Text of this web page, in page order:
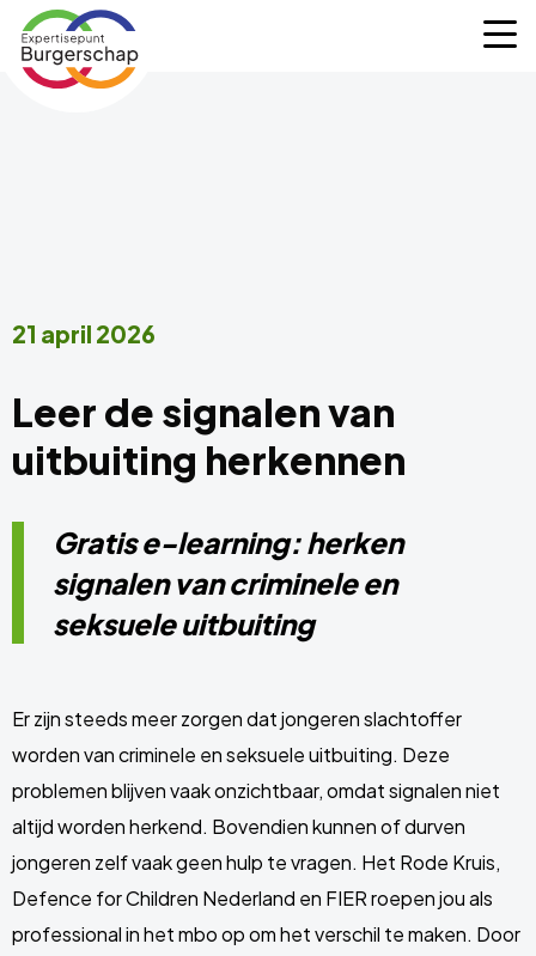
Expertisepunt
Burgerschap
Leer de signalen van
uitbuiting herkennen
21 april 2026
Gratis e-learning: herken
signalen van criminele en
seksuele uitbuiting
Er zijn steeds meer zorgen dat jongeren slachtoffer
worden van criminele en seksuele uitbuiting. Deze
problemen blijven vaak onzichtbaar, omdat signalen niet
altijd worden herkend. Bovendien kunnen of durven
jongeren zelf vaak geen hulp te vragen. Het Rode Kruis,
Defence for Children Nederland en FIER roepen jou als
professional in het mbo op om het verschil te maken. Door